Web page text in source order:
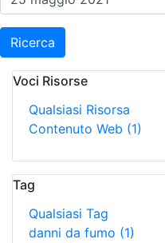
Ricerca
Voci Risorse
Qualsiasi Risorsa
Contenuto Web (1)
Tag
Qualsiasi Tag
danni da fumo (1)